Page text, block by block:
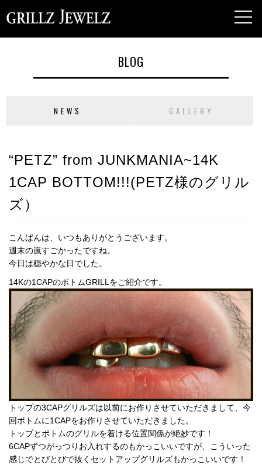
BLOG
NEWS GALLERY
“PETZ” from JUNKMANIA~14K
1CAP BOTTOM!!!(PETZ様のグリル
ズ）
こんばんは、いつもありがとうございます。
週末の嵐すごかったですね。
今日は穏やかな日でした。
14Kの1CAPのボトムGRILLをご紹介です。
トップの3CAPグリルズは以前にお作りさせていただきまして、今
回ボトムに1CAPをお作りさせていただきました。
トップとボトムのグリルを着ける位置関係が絶妙です！
6CAPずつがっつりお入れするのもかっこいいですが、こういった
感じでとびとびで抜くセットアップグリルズもかっこいいです！